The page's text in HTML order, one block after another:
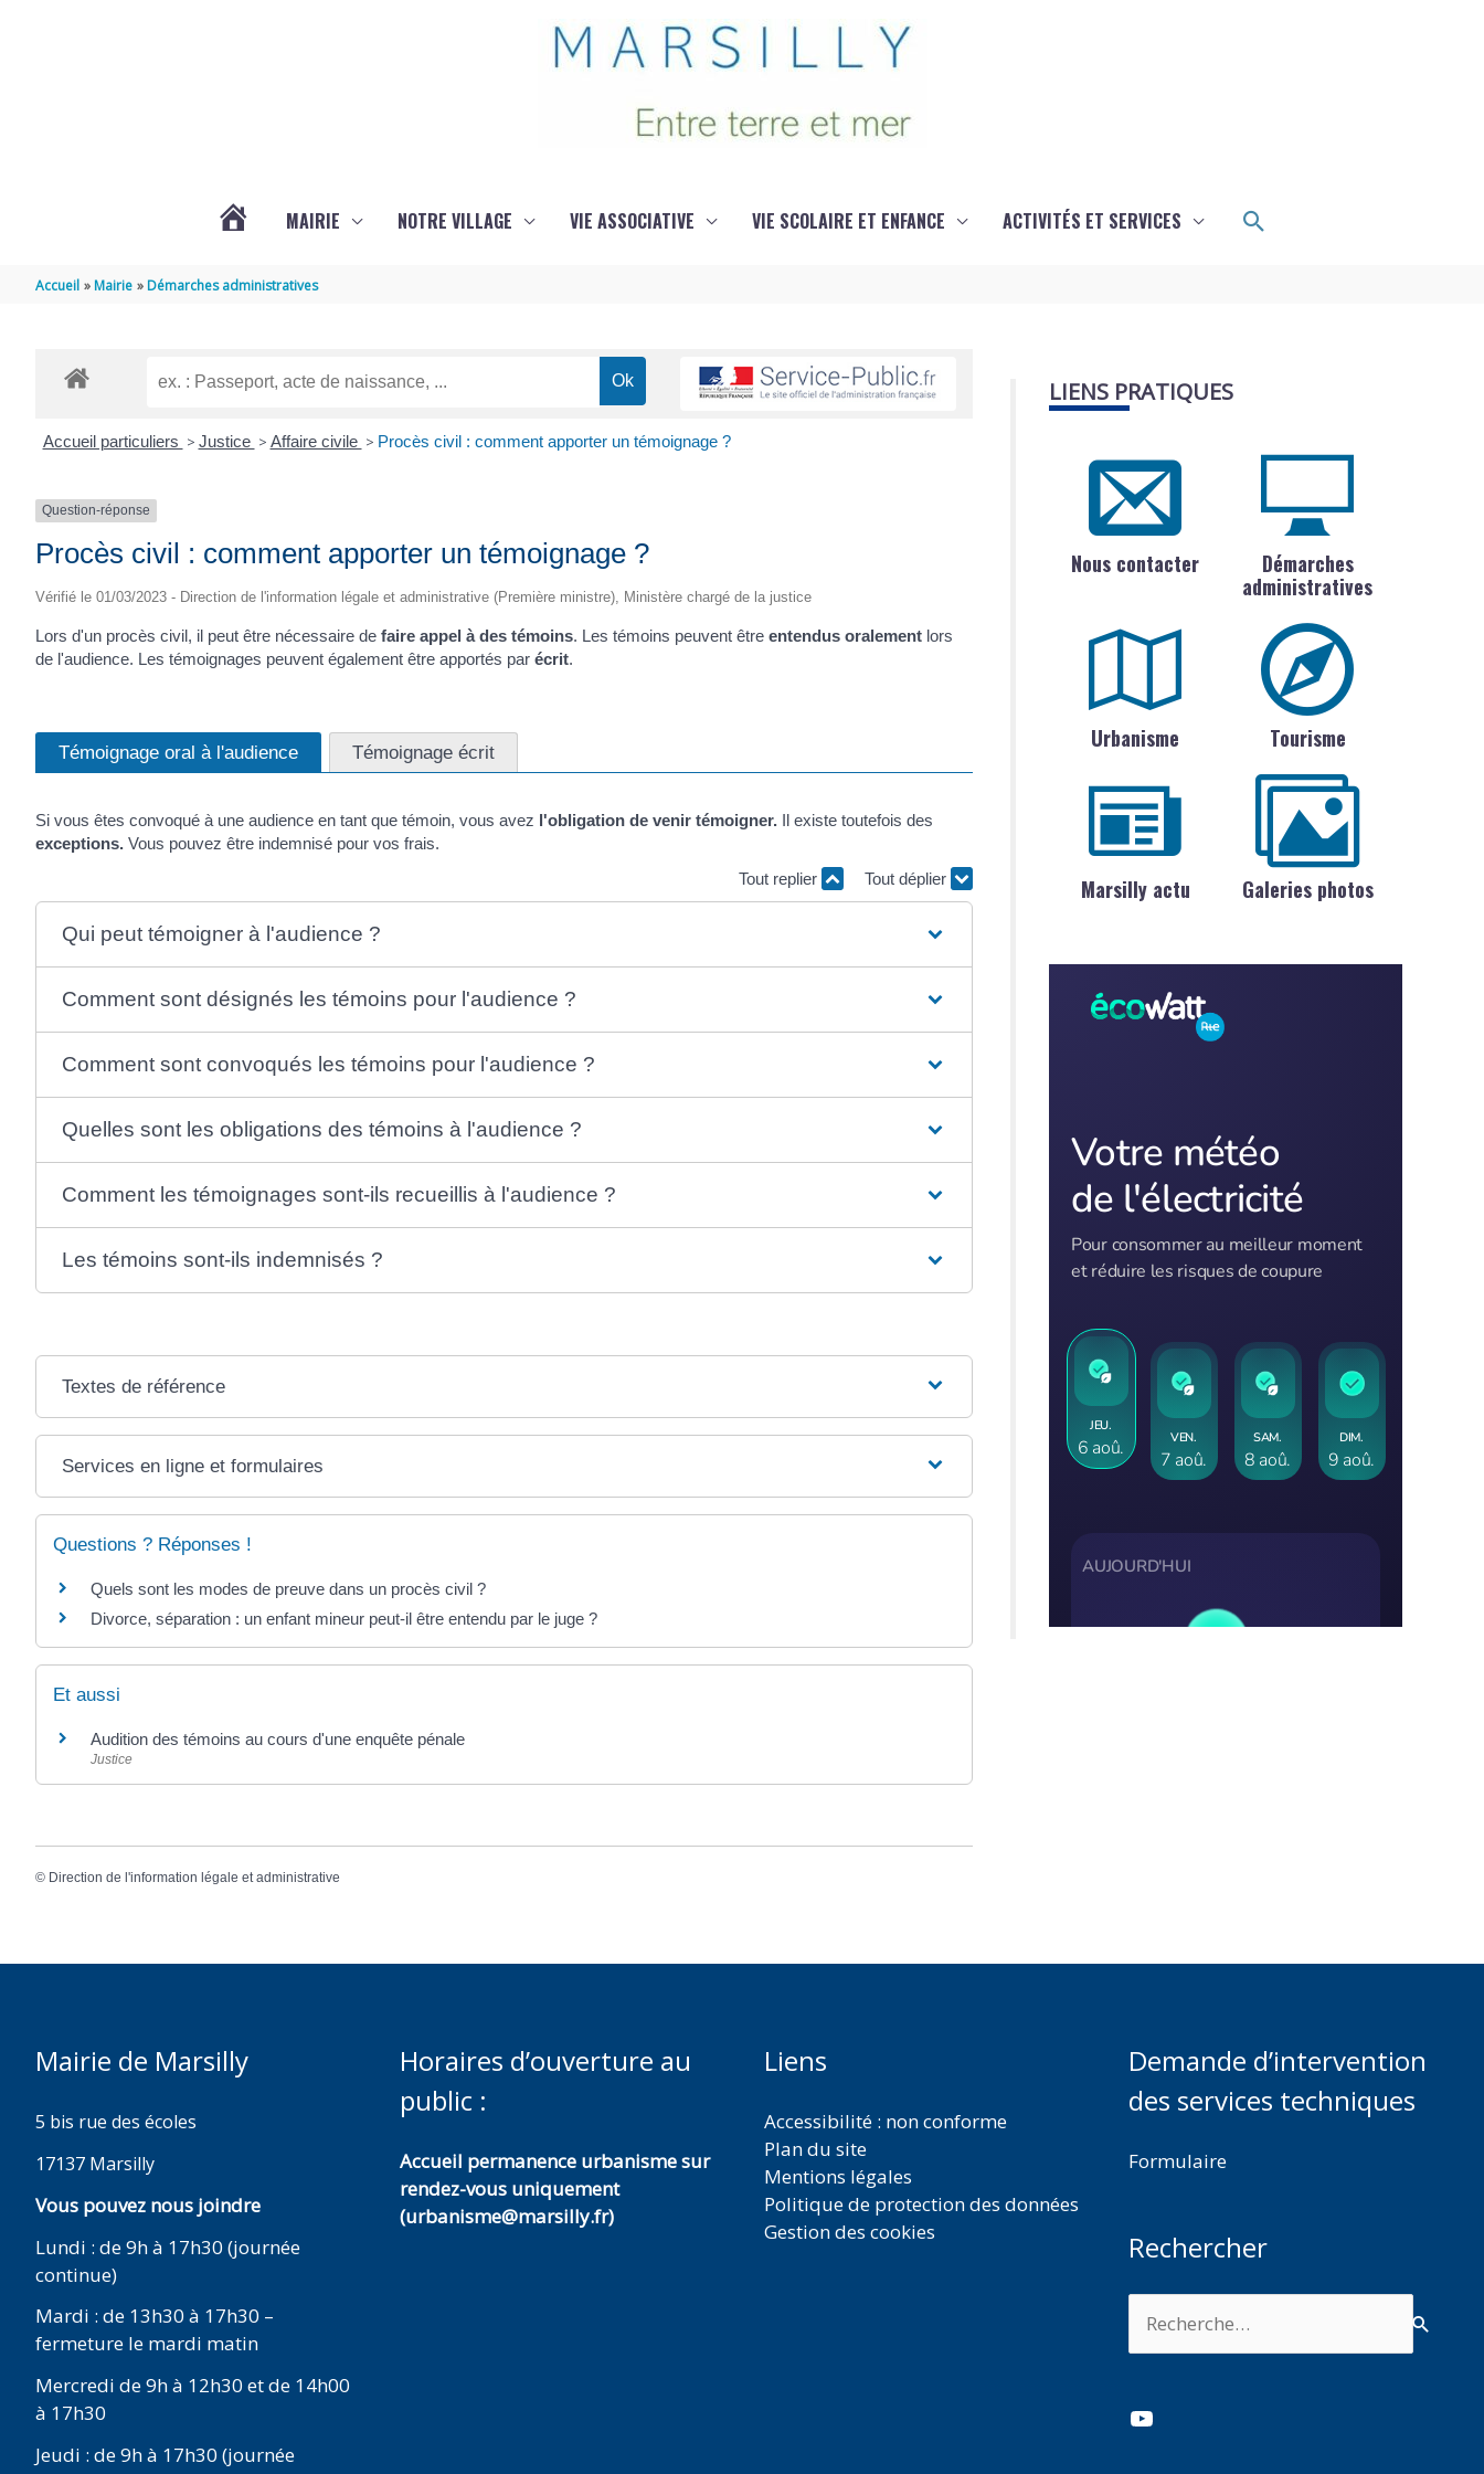
MARSILLY
MAIRIE NOTRE VILLAGE VIE ASSOCIATIVE VIE SCOLAIRE ET ENFANCE ACTIVITÉS ET SERVICES Rechercher
Accueil Mairie Démarches administratives
Accueil particuliers > Justice > Affaire civile > Procès civil : comment apporter un témoignage ?
Question-réponse
Procès civil : comment apporter un témoignage ?
Vérifié le 01/03/2023 - Direction de l'information légale et administrative (Première ministre), Ministère chargé de la justice
Lors d'un procès civil, il peut être nécessaire de faire appel à des témoins. Les témoins peuvent être entendus oralement lors
de l'audience. Les témoignages peuvent également être apportés par écrit.
Témoignage oral à l'audience Témoignage écrit
Si vous êtes convoqué à une audience en tant que témoin, vous avez l'obligation de venir témoigner. Il existe toutefois des
exceptions. Vous pouvez être indemnisé pour vos frais.
Tout replier
Tout déplier
Qui peut témoigner à l'audience ?
Comment sont désignés les témoins pour l'audience ?
Comment sont convoqués les témoins pour l'audience ?
Quelles sont les obligations des témoins à l'audience ?
Comment les témoignages sont-ils recueillis à l'audience ?
Les témoins sont-ils indemnisés ?
Textes de référence
Services en ligne et formulaires
Questions ? Réponses !
Quels sont les modes de preuve dans un procès civil ?
Divorce, séparation : un enfant mineur peut-il être entendu par le juge ?
Et aussi
Audition des témoins au cours d'une enquête pénale
Justice
© Direction de l'information légale et administrative
LIENS PRATIQUES
Nous contacter
Démarches
administratives
Urbanisme Tourisme
Marsilly actu Galeries photos
Mairie de Marsilly
5 bis rue des écoles
17137 Marsilly
Vous pouvez nous joindre
Lundi : de 9h à 17h30 (journée
continue)
Mardi : de 13h30 à 17h30 –
fermeture le mardi matin
Mercredi de 9h à 12h30 et de 14h00
à 17h30
Jeudi : de 9h à 17h30 (journée
Horaires d’ouverture au
public :
Accueil permanence urbanisme sur
rendez-vous uniquement
(urbanisme@marsilly.fr)
Liens
Accessibilité : non conforme
Plan du site
Mentions légales
Politique de protection des données
Gestion des cookies
Demande d’intervention
des services techniques
Formulaire
Rechercher
YouTube